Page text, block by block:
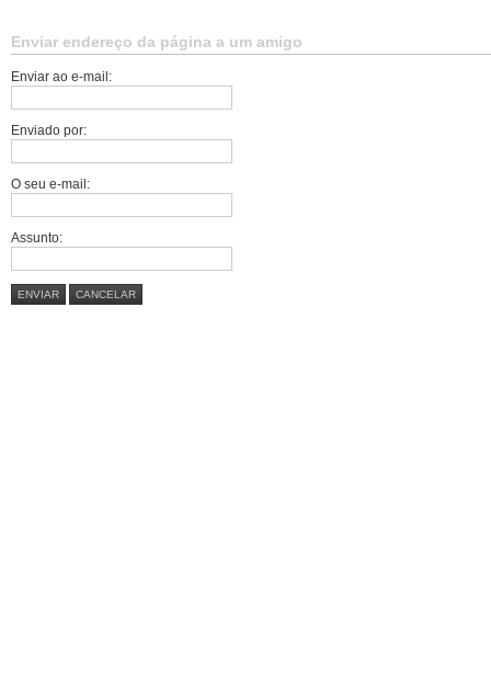
Enviar endereço da página a um amigo
Enviar ao e-mail:
Enviado por:
O seu e-mail:
Assunto:
ENVIAR CANCELAR